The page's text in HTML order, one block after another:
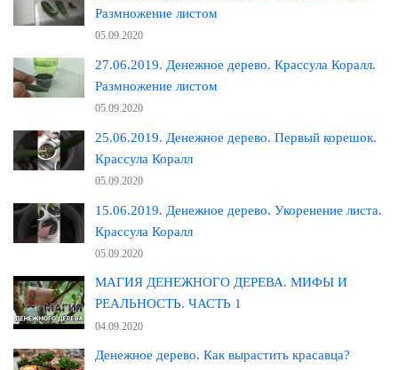
Размножение листом
05.09.2020
27.06.2019. Денежное дерево. Крассула Коралл.
Размножение листом
05.09.2020
25.06.2019. Денежное дерево. Первый корешок.
Крассула Коралл
05.09.2020
15.06.2019. Денежное дерево. Укоренение листа.
Крассула Коралл
05.09.2020
МАГИЯ ДЕНЕЖНОГО ДЕРЕВА. МИФЫ И
РЕАЛЬНОСТЬ. ЧАСТЬ 1
04.09.2020
Денежное дерево. Как вырастить красавца?